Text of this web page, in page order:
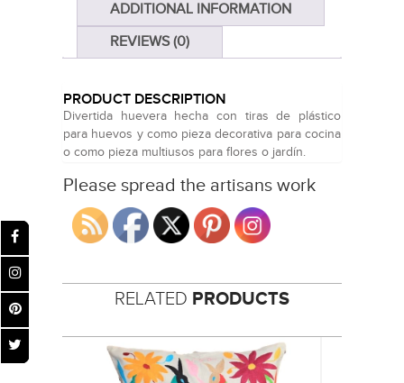
ADDITIONAL INFORMATION
REVIEWS (0)
PRODUCT DESCRIPTION
Divertida huevera hecha con tiras de plástico
para huevos y como pieza decorativa para cocina
o como pieza multiusos para flores o jardín.
Please spread the artisans work
RELATED PRODUCTS